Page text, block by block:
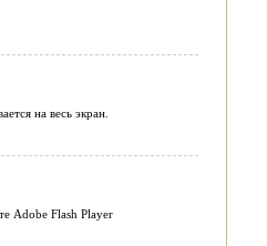
на весь экран.
Adobe Flash Player